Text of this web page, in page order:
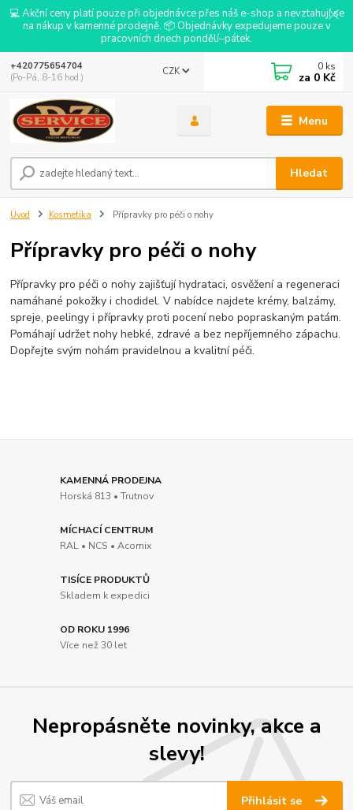
💻 Akční ceny platí pouze při objednávce přes náš e-shop a nevztahují se
na nákup v kamenné prodejně. 📦 Objednávky expedujeme pouze v
pracovních dnech pondělí–pátek.
Menu
CZK
Hledat
+420775654704
(Po-Pá, 8-16 hod.)
0 ks
za 0 Kč
Úvod Kosmetika Přípravky pro péči o nohy
Přípravky pro péči o nohy
Přípravky pro péči o nohy zajišťují hydrataci, osvěžení a regeneraci
namáhané pokožky i chodidel. V nabídce najdete krémy, balzámy,
spreje, peelingy i přípravky proti pocení nebo popraskaným patám.
Pomáhají udržet nohy hebké, zdravé a bez nepříjemného zápachu.
Dopřejte svým nohám pravidelnou a kvalitní péči.
KAMENNÁ PRODEJNA
Horská 813 • Trutnov
MÍCHACÍ CENTRUM
RAL • NCS • Acomix
TISÍCE PRODUKTŮ
Skladem k expedici
OD ROKU 1996
Více než 30 let
Nepropásněte novinky, akce a
slevy!
Přihlásit se